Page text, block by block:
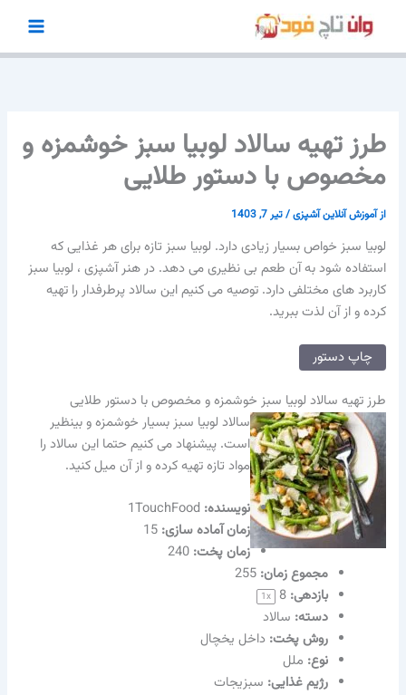
محتوا
طرز تهیه سالاد لوبیا سبز خوشمزه و
مخصوص با دستور طلایی
ازآموزش آنلاین آشپزی/تیر 7, 1403
لوبیا سبز خواص بسیار زیادی دارد. لوبیا سبز تازه برای هر غذایی که
استفاده شود به آن طعم بی نظیری می دهد. در هنر آشپزی ، لوبیا سبز
کاربرد های مختلفی دارد. توصیه می کنیم این سالاد پرطرفدار را تهیه
کرده و از آن لذت ببرید.
چاپ دستور
طرز تهیه سالاد لوبیا سبز خوشمزه و مخصوص با دستور طلایی
سالاد لوبیا سبز بسیار خوشمزه و بینظیر
است. پیشنهاد می کنیم حتما این سالاد را
مواد تازه تهیه کرده و از آن میل کنید.
نویسنده‌: 1TouchFood
زمان آماده سازی: 15
زمان پخت: 240
مجموع زمان: 255
بازدهی: 8
1x
دسته: سالاد
روش پخت: داخل یخچال
نوع: ملل
رژیم غذایی: سبزیجات